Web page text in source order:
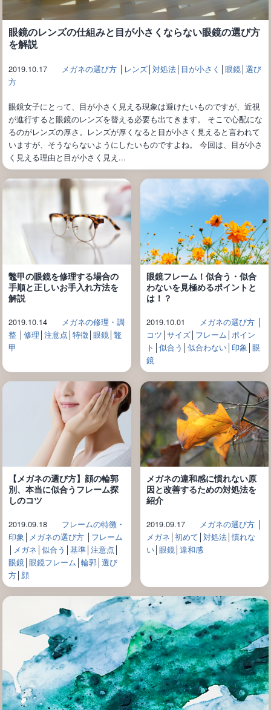
眼鏡のレンズの仕組みと目が小さくならない眼鏡の選び方
を解説
2019.10.17 メガネの選び方│ レンズ│ 対処法│ 目が小さく │ 眼鏡 │ 選び
方
眼鏡女子にとって、目が小さく見える現象は避けたいものですが、近視
が進行すると眼鏡のレンズを替える必要も出てきます。 そこで心配にな
るのがレンズの厚さ。レンズが厚くなると目が小さく見えると言われて
いますが、そうならないようにしたいものですよね。 今回は、目が小さ
く見える理由と目が小さく見え...
鼈甲の眼鏡を修理する場合の
手順と正しいお手入れ方法を
解説
2019.10.14
メガネの修理・調
整│ 修理 │ 注意点 │ 特徴│ 眼鏡 │ 鼈
甲
眼鏡フレーム！似合う・似合
わないを見極めるポイントと
は！？
2019.10.01 メガネの選び方│
コツ │ サイズ│ フレーム │ ポイン
ト │ 似合う │ 似合わない│ 印象 │ 眼
鏡
【メガネの選び方】顔の輪郭
別、本当に似合うフレーム探
しのコツ
2019.09.18
フレームの特徴・
印象 メガネの選び方│ フレーム
メガネ 似合う 基準│ 注意点
眼鏡│ 眼鏡フレーム 輪郭│ 選び
方│ 顔
メガネの違和感に慣れない原
因と改善するための対処法を
紹介
2019.09.17 メガネの選び方│
メガネ 初めて 対処法│ 慣れな
い│ 眼鏡│ 違和感